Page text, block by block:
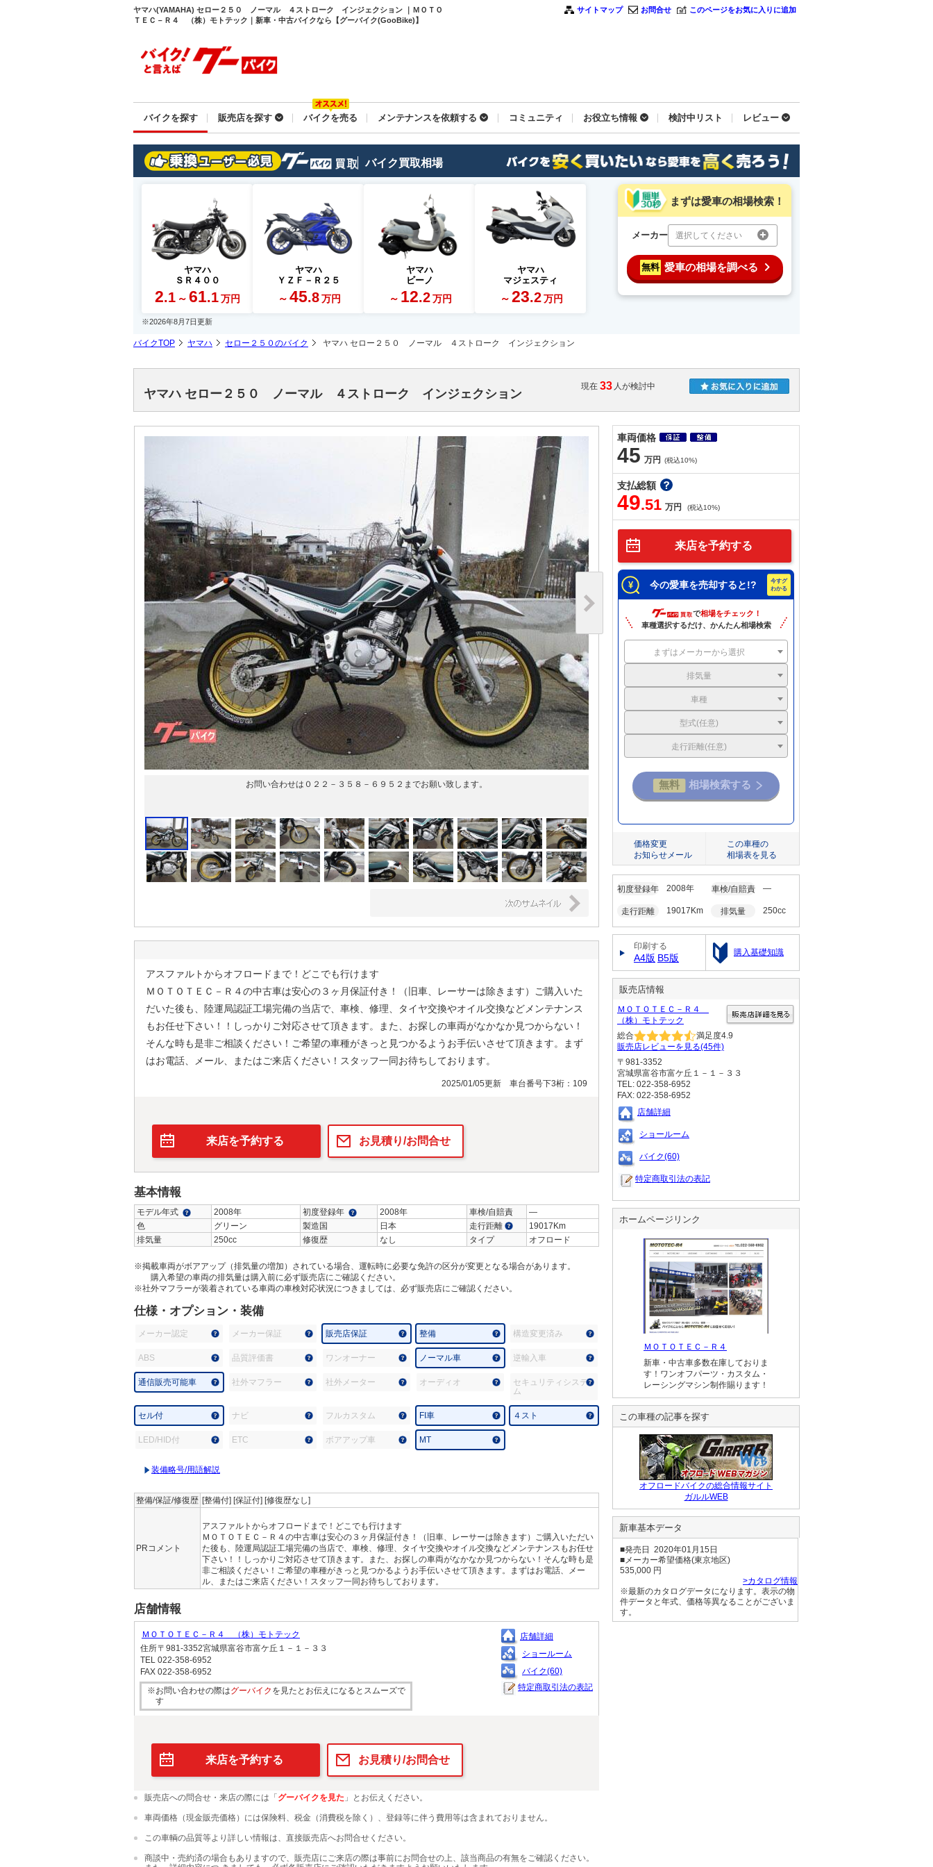
ヤマハ(YAMAHA) セロー２５０ ノーマル ４ストローク インジェクション ｜ＭＯＴＯ
ＴＥＣ－Ｒ４ （株）モトテック｜新車・中古バイクなら【グーバイク(GooBike)】
サイトマップ お問合せ このページをお気に入りに追加
バイクを探す 販売店を探す バイクを売る メンテナンスを依頼する コミュニティ お役立ち情報 検討中リスト レビュー
バイク買取相場
ヤマハ
ＳＲ４００
2.1 ～ 61.1 万円
ヤマハ
ＹＺＦ－Ｒ２５
～ 45.8 万円
ヤマハ
ビーノ
～ 12.2 万円
ヤマハ
マジェスティ
～ 23.2 万円
まずは愛車の相場検索！
メーカー 選択してください
無料 愛車の相場を調べる
※2026年8月7日更新
バイクTOP ヤマハ セロー２５０のバイク ヤマハ セロー２５０ ノーマル ４ストローク インジェクション
現在 33 人が検討中
ヤマハ セロー２５０ ノーマル ４ストローク インジェクション
お問い合わせは０２２－３５８－６９５２までお願い致します。
アスファルトからオフロードまで！どこでも行けます
ＭＯＴＯＴＥＣ－Ｒ４の中古車は安心の３ヶ月保証付き！（旧車、レーサーは除きます）ご購入いた
だいた後も、陸運局認証工場完備の当店で、車検、修理、タイヤ交換やオイル交換などメンテナンス
もお任せ下さい！！しっかりご対応させて頂きます。また、お探しの車両がなかなか見つからない！
そんな時も是非ご相談ください！ご希望の車種がきっと見つかるようお手伝いさせて頂きます。まず
はお電話、メール、またはご来店ください！スタッフ一同お待ちしております。
2025/01/05更新 車台番号下3桁：109
来店を予約する お見積り/お問合せ
基本情報
モデル年式 2008年 初度登録年 2008年 車検/自賠責
―
色
グリーン 製造国 日本 走行距離
19017Km
排気量
250cc 修復歴 なし タイプ オフロード
※掲載車両がボアアップ（排気量の増加）されている場合、運転時に必要な免許の区分が変更となる場合があります。
購入希望の車両の排気量は購入前に必ず販売店にご確認ください。
※社外マフラーが装着されている車両の車検対応状況につきましては、必ず販売店にご確認ください。
仕様・オプション・装備
メーカー認定 メーカー保証 販売店保証 整備 構造変更済み
ABS 品質評価書 ワンオーナー ノーマル車 逆輸入車
通信販売可能車 社外マフラー 社外メーター オーディオ
セキュリティシステ
ム
セル付 ナビ フルカスタム FI車 ４スト
LED/HID付 ETC ボアアップ車 MT
装備略号/用語解説
整備/保証/修復歴 [整備付] [保証付] [修復歴なし]
PRコメント
アスファルトからオフロードまで！どこでも行けます
ＭＯＴＯＴＥＣ－Ｒ４の中古車は安心の３ヶ月保証付き！（旧車、レーサーは除きます）ご購入いただい
た後も、陸運局認証工場完備の当店で、車検、修理、タイヤ交換やオイル交換などメンテナンスもお任せ
下さい！！しっかりご対応させて頂きます。また、お探しの車両がなかなか見つからない！そんな時も是
非ご相談ください！ご希望の車種がきっと見つかるようお手伝いさせて頂きます。まずはお電話、メー
ル、またはご来店ください！スタッフ一同お待ちしております。
店舗情報
ＭＯＴＯＴＥＣ－Ｒ４ （株）モトテック
住所〒981-3352宮城県富谷市富ケ丘１－１－３３
TEL 022-358-6952
FAX 022-358-6952
※お問い合わせの際はグーバイク を見たとお伝えになるとスムーズで
す
店舗詳細
ショールーム
バイク(60)
特定商取引法の表記
来店を予約する お見積り/お問合せ
販売店への問合せ・来店の際には「グーバイクを見た 」とお伝えください。
車両価格（現金販売価格）には保険料、税金（消費税を除く）、登録等に伴う費用等は含まれておりません。
この車輌の品質等より詳しい情報は、直接販売店へお問合せください。
商談中・売約済の場合もありますので、販売店にご来店の際は事前にお問合せの上、該当商品の有無をご確認ください。
車両価格
45 万円 (税込10%)
支払総額
49.51 万円 (税込10%)
来店を予約する
今の愛車を売却すると!?
で相場をチェック！
車種選択するだけ、かんたん相場検索
まずはメーカーから選択
排気量
車種
型式(任意)
走行距離(任意)
価格変更
お知らせメール
この車種の
相場表を見る
初度登録年 2008年 車検/自賠責 ―
走行距離 19017Km 排気量 250cc
印刷する
A4版 B5版 購入基礎知識
販売店情報
ＭＯＴＯＴＥＣ－Ｒ４
（株）モトテック
総合
満足度4.9
販売店レビューを見る(45件)
〒981-3352
宮城県富谷市富ケ丘１－１－３３
TEL: 022-358-6952
FAX: 022-358-6952
店舗詳細
ショールーム
バイク(60)
特定商取引法の表記
ホームページリンク
ＭＯＴＯＴＥＣ－Ｒ４
新車・中古車多数在庫しておりま
す！ワンオフパーツ・カスタム・
レーシングマシン制作賜ります！
この車種の記事を探す
オフロードバイクの総合情報サイト
ガルルWEB
新車基本データ
■発売日 2020年01月15日
■メーカー希望価格(東京地区)
535,000 円
>カタログ情報
※最新のカタログデータになります。表示の物
件データと年式、価格等異なることがございま
す。